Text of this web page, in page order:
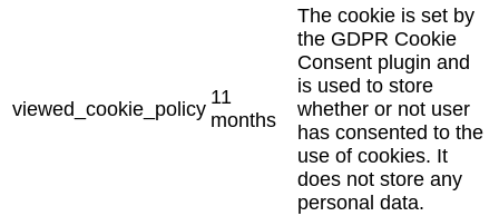
viewed_cookie_policy
11
months
The cookie is set by
the GDPR Cookie
Consent plugin and
is used to store
whether or not user
has consented to the
use of cookies. It
does not store any
personal data.